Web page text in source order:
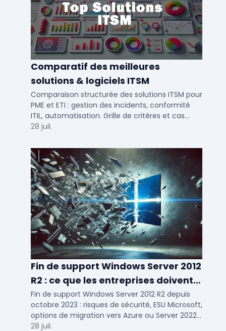
Comparatif des meilleures
solutions & logiciels ITSM
Comparaison structurée des solutions ITSM pour
PME et ETI : gestion des incidents, conformité
ITIL, automatisation. Grille de critères et cas
d'usage par taille d'entreprise.
28 juil.
Fin de support Windows Server 2012
R2 : ce que les entreprises doivent
savoir
Fin de support Windows Server 2012 R2 depuis
octobre 2023 : risques de sécurité, ESU Microsoft,
options de migration vers Azure ou Server 2022
pour TPE, PME et ETI.
28 juil.